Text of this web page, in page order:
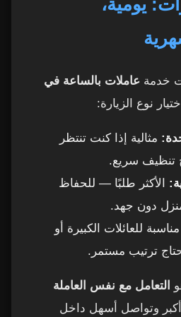
يومية،
خدمة عاملات بالساعة في
نوع الزيارة:
مثالية إذا كنت تنتظر
تنظيف سريع.
الأكثر طلبًا — للحفاظ
دون جهد.
مناسبة للعائلات الكبيرة أو
ترتيب مستمر.
التعامل مع نفس العاملة
وتواصل أسهل داخل